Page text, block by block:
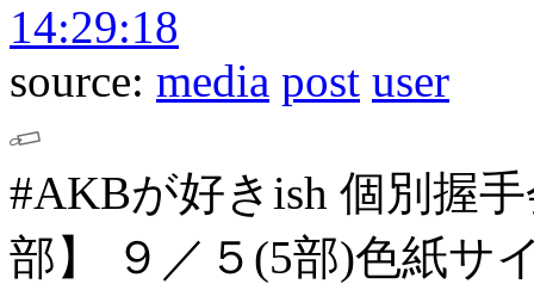
14:29:18
source: media post user
#AKBが好きish 個別握
部】
９／５(5部)色紙サ